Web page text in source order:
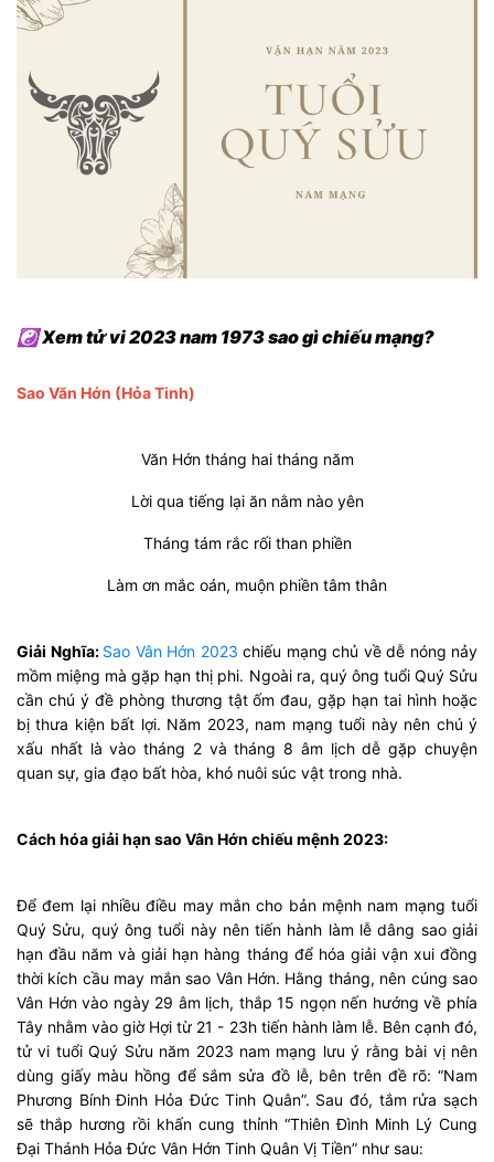
☯ Xem tử vi 2023 nam 1973 sao gì chiếu mạng?
Sao Văn Hớn (Hỏa Tinh)
Văn Hớn tháng hai tháng năm
Lời qua tiếng lại ăn nằm nào yên
Tháng tám rắc rối than phiền
Làm ơn mắc oán, muộn phiền tâm thân
Giải Nghĩa: Sao Vân Hớn 2023 chiếu mạng chủ về dễ nóng nảy
mồm miệng mà gặp hạn thị phi. Ngoài ra, quý ông tuổi Quý Sửu
cần chú ý đề phòng thương tật ốm đau, gặp hạn tai hình hoặc
bị thưa kiện bất lợi. Năm 2023, nam mạng tuổi này nên chú ý
xấu nhất là vào tháng 2 và tháng 8 âm lịch dễ gặp chuyện
quan sự, gia đạo bất hòa, khó nuôi súc vật trong nhà.
Cách hóa giải hạn sao Vân Hớn chiếu mệnh 2023:
Để đem lại nhiều điều may mắn cho bản mệnh nam mạng tuổi
Quý Sửu, quý ông tuổi này nên tiến hành làm lễ dâng sao giải
hạn đầu năm và giải hạn hàng tháng để hóa giải vận xui đồng
thời kích cầu may mắn sao Vân Hớn. Hằng tháng, nên cúng sao
Vân Hớn vào ngày 29 âm lịch, thắp 15 ngọn nến hướng về phía
Tây nhằm vào giờ Hợi từ 21 - 23h tiến hành làm lễ. Bên cạnh đó,
tử vi tuổi Quý Sửu năm 2023 nam mạng lưu ý rằng bài vị nên
dùng giấy màu hồng để sắm sửa đồ lễ, bên trên đề rõ: “Nam
Phương Bính Đinh Hỏa Đức Tinh Quân”. Sau đó, tắm rửa sạch
sẽ thắp hương rồi khấn cung thỉnh “Thiên Đình Minh Lý Cung
Đại Thánh Hỏa Đức Vân Hớn Tinh Quân Vị Tiền” như sau: